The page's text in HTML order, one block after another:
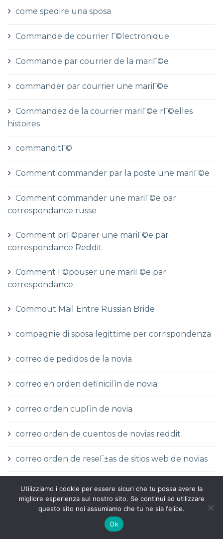
come spedire una sposa
Commande de courrier Г©lectronique
Commande par courrier de la mariГ©e
commander par courrier une mariГ©e
Commandez de la courrier mariГ©e rГ©elles
histoires
commanditГ©
Comment commander par la poste une mariГ©e
Comment commander une mariГ©e par
correspondance russe
Comment prГ©parer une mariГ©e par
correspondance Reddit
Comment Г©pouser une mariГ©e par
correspondance
Commout Mail Entre Russian Bride
compagnie di sposa legittime per corrispondenza
correo de pedidos de la novia
correo en orden definiciГіn de novia
correo orden cupГіn de novia
correo orden de cuentos de novias reddit
correo orden de reseГ±as de sitios web de novias
correo orden novia wikipedia
correo orden sitios de novias reddit
Utilizziamo i cookie per essere sicuri che tu possa avere la
migliore esperienza sul nostro sito. Se continui ad utilizzare
questo sito noi assumiamo che tu ne sia felice.
Ok